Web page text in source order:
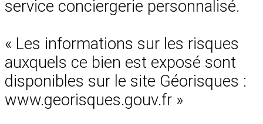
service conciergerie personnalisé.
« Les informations sur les risques
auxquels ce bien est exposé sont
disponibles sur le site Géorisques :
www.georisques.gouv.fr »